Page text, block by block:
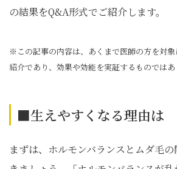
の結果をQ&A形式でご紹介します。
※この記事の内容は、あくまで医師の方を対
紹介であり、効果や効能を実証するものではあ
■生えやすくなる理由は
まずは、ホルモンバランスとムダ毛